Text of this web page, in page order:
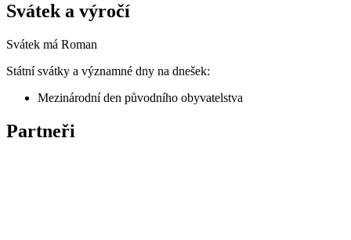
Svátek a výročí
Svátek má Roman
Státní svátky a významné dny na dnešek:
Mezinárodní den původního obyvatelstva
Partneři